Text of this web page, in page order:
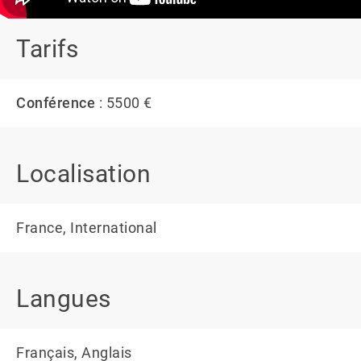
Tarifs
Conférence : 5500 €
Localisation
France, International
Langues
Français, Anglais